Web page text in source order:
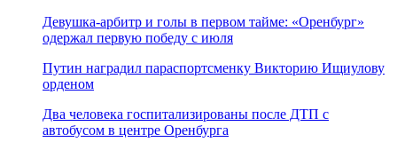
Девушка-арбитр и голы в первом тайме: «Оренбург»
одержал первую победу с июля
Путин наградил параспортсменку Викторию Ищиулову
орденом
Два человека госпитализированы после ДТП с
автобусом в центре Оренбурга